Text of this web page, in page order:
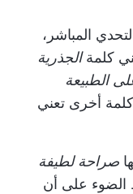
المباشر،
كلمةالجذرية
الطبيعة
أخرى تعني
صراحة لطيفة
الضوء على أن